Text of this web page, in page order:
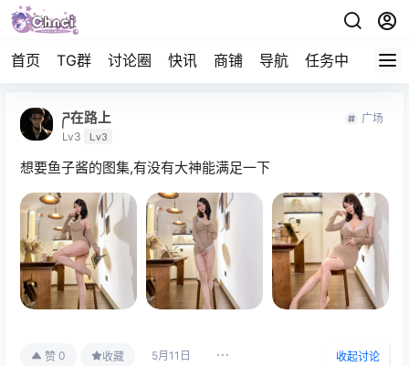
首页 TG群 讨论圈 快讯 商铺 导航 任务中心 帮助
ཌ在路上
Lv3 Lv3
广场
想要鱼子酱的图集,有没有大神能满足一下
赞 0 收藏 5月11日 收起讨论